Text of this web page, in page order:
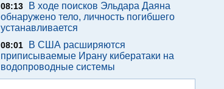
08:13
В ходе поисков Эльдара Даяна
обнаружено тело, личность погибшего
устанавливается
08:01
В США расширяются
приписываемые Ирану кибератаки на
водопроводные системы